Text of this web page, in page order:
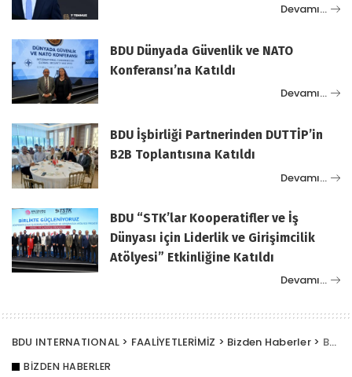
Devamı…
BDU Dünyada Güvenlik ve NATO
Konferansı’na Katıldı
Devamı…
BDU İşbirliği Partnerinden DUTTİP’in
B2B Toplantısına Katıldı
Devamı…
BDU “STK’lar Kooperatifler ve İş
Dünyası için Liderlik ve Girişimcilik
Atölyesi” Etkinliğine Katıldı
Devamı…
BDU INTERNATIONAL > FAALİYETLERİMİZ > Bizden Haberler> BDU Global Riskler Zirvesi’ne Katıldı
BIZDEN HABERLER